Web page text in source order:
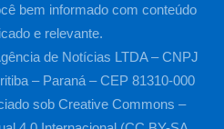
bem informado com conteúdo
e relevante.
de Notícias LTDA – CNPJ
– Paraná – CEP 81310-000
sob Creative Commons –